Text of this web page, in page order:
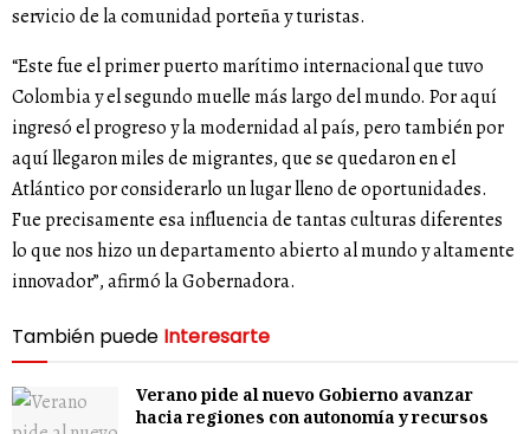
servicio de la comunidad porteña y turistas.
“Este fue el primer puerto marítimo internacional que tuvo
Colombia y el segundo muelle más largo del mundo. Por aquí
ingresó el progreso y la modernidad al país, pero también por
aquí llegaron miles de migrantes, que se quedaron en el
Atlántico por considerarlo un lugar lleno de oportunidades.
Fue precisamente esa influencia de tantas culturas diferentes
lo que nos hizo un departamento abierto al mundo y altamente
innovador”, afirmó la Gobernadora.
También puede Interesarte
Verano pide al nuevo Gobierno avanzar
hacia regiones con autonomía y recursos